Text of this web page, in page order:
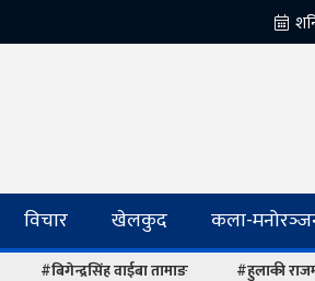
विचार खेलकुद कला-
#बिगेन्द्रसिंह वाईबा तामाङ #हुलाकी